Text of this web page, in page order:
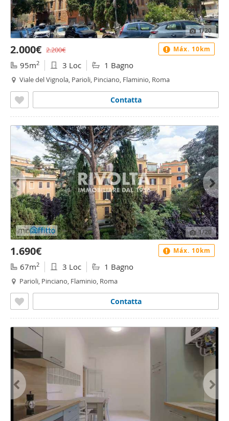
1/20
2.000€ 2.200€
95m2 3 Loc 1 Bagno
Viale del Vignola, Parioli, Pinciano, Flaminio, Roma
Contatta
Máx. 10km
1/20
1.690€
67m2 3 Loc 1 Bagno
Parioli, Pinciano, Flaminio, Roma
Contatta
Máx. 10km